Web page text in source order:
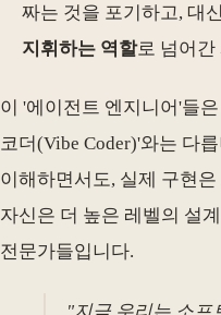
짜는 것을 포기하고, 대신
지휘하는 역할로 넘어간
이 '에이전트 엔지니어'들
코더(Vibe Coder)'와는 다
이해하면서도, 실제 구현
자신은 더 높은 레벨의 설
전문가들입니다.